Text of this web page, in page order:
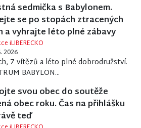
sedmička s Babylonem.
se po stopách ztracených
a vyhrajte léto plné zábavy
iLIBERECKO
2026
7 vítězů a léto plné dobrodružství.
BABYLON...
svou obec do soutěže
obec roku. Čas na přihlášku
teď